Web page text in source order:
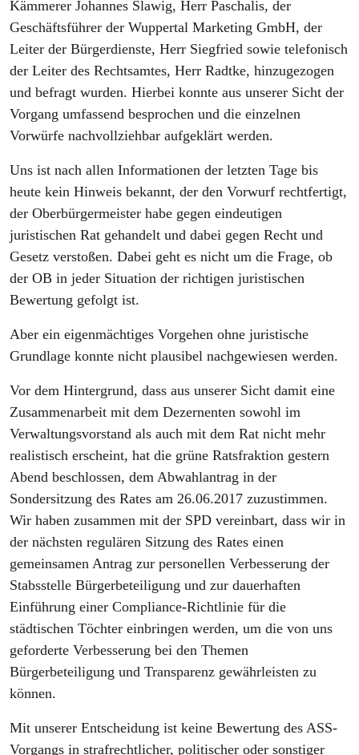
Kämmerer Johannes Slawig, Herr Paschalis, der
Geschäftsführer der Wuppertal Marketing GmbH, der
Leiter der Bürgerdienste, Herr Siegfried sowie telefonisch
der Leiter des Rechtsamtes, Herr Radtke, hinzugezogen
und befragt wurden. Hierbei konnte aus unserer Sicht der
Vorgang umfassend besprochen und die einzelnen
Vorwürfe nachvollziehbar aufgeklärt werden.
Uns ist nach allen Informationen der letzten Tage bis
heute kein Hinweis bekannt, der den Vorwurf rechtfertigt,
der Oberbürgermeister habe gegen eindeutigen
juristischen Rat gehandelt und dabei gegen Recht und
Gesetz verstoßen. Dabei geht es nicht um die Frage, ob
der OB in jeder Situation der richtigen juristischen
Bewertung gefolgt ist.
Aber ein eigenmächtiges Vorgehen ohne juristische
Grundlage konnte nicht plausibel nachgewiesen werden.
Vor dem Hintergrund, dass aus unserer Sicht damit eine
Zusammenarbeit mit dem Dezernenten sowohl im
Verwaltungsvorstand als auch mit dem Rat nicht mehr
realistisch erscheint, hat die grüne Ratsfraktion gestern
Abend beschlossen, dem Abwahlantrag in der
Sondersitzung des Rates am 26.06.2017 zuzustimmen.
Wir haben zusammen mit der SPD vereinbart, dass wir in
der nächsten regulären Sitzung des Rates einen
gemeinsamen Antrag zur personellen Verbesserung der
Stabsstelle Bürgerbeteiligung und zur dauerhaften
Einführung einer Compliance-Richtlinie für die
städtischen Töchter einbringen werden, um die von uns
geforderte Verbesserung bei den Themen
Bürgerbeteiligung und Transparenz gewährleisten zu
können.
Mit unserer Entscheidung ist keine Bewertung des ASS-
Vorgangs in strafrechtlicher, politischer oder sonstiger